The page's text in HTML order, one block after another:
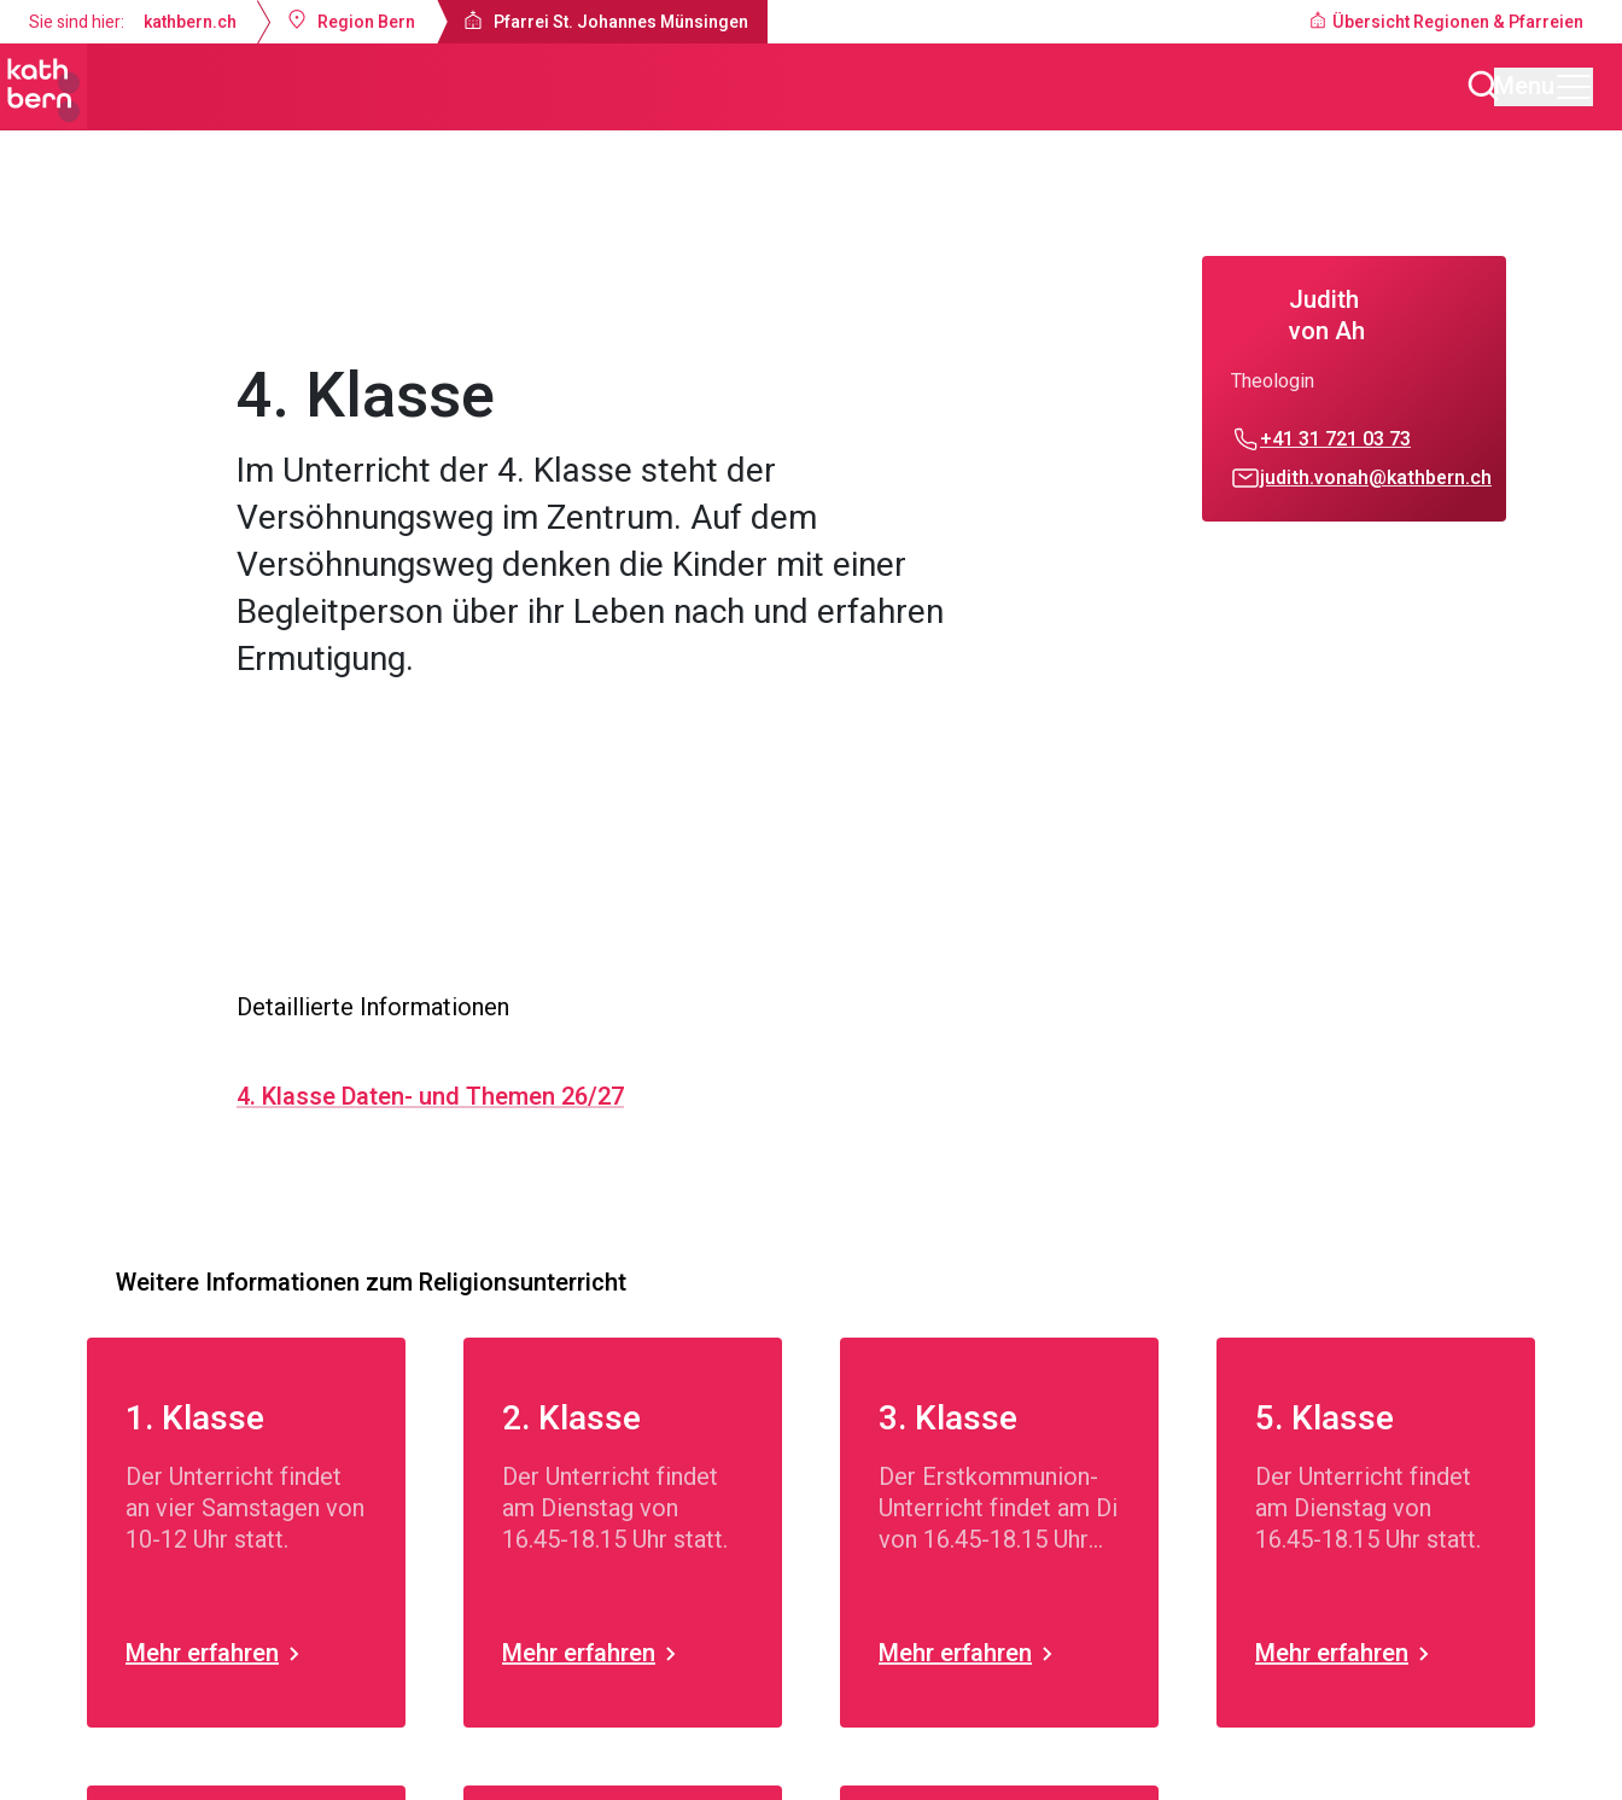
Sie sind hier: kathbern.ch Region Bern Pfarrei St. Johannes Münsingen Übersicht Regionen & Pfarreien
4. Klasse
Im Unterricht der 4. Klasse steht der
Versöhnungsweg im Zentrum. Auf dem
Versöhnungsweg denken die Kinder mit einer
Begleitperson über ihr Leben nach und erfahren
Ermutigung.
Judith
von Ah
Theologin
+41 31 721 03 73
judith.vonah@kathbern.ch
Detaillierte Informationen
4. Klasse Daten- und Themen 26/27
Weitere Informationen zum Religionsunterricht
1. Klasse
Der Unterricht findet
an vier Samstagen von
10-12 Uhr statt.
Mehr erfahren
2. Klasse
Der Unterricht findet
am Dienstag von
16.45-18.15 Uhr statt.
Mehr erfahren
3. Klasse
Der Erstkommunion-
Unterricht findet am Di
von 16.45-18.15 Uhr
Mehr erfahren
5. Klasse
Der Unterricht findet
am Dienstag von
16.45-18.15 Uhr statt.
Mehr erfahren